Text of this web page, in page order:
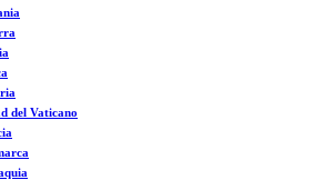
del Vaticano